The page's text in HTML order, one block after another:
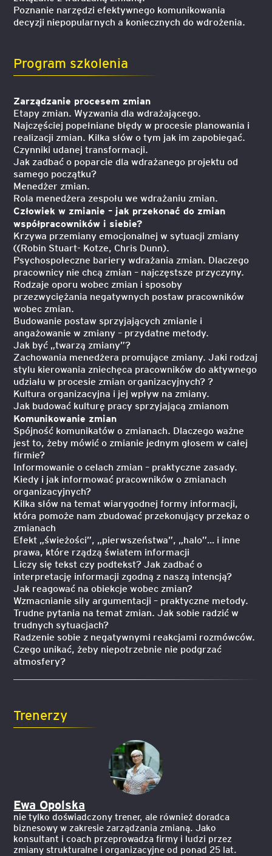
Poznanie narzędzi efektywnego komunikowania
decyzji niepopularnych a koniecznych do wdrożenia.
Program szkolenia
Zarządzanie procesem zmian
Etapy zmian. Wyzwania dla wdrażającego.
Najczęściej popełniane błędy w procesie planowania i
realizacji zmian. Kilka słów o tym jak im zapobiegać.
Czynniki udanej transformacji.
Jak zadbać o poparcie dla wdrażanego projektu od
samego początku?
Menedżer zmian.
Rola menedżera zespołu we wdrażaniu zmian.
Człowiek w zmianie – jak przekonać do zmian
współpracowników i siebie?
Krzywa przemiany emocjonalnej w sytuacji zmiany
((Robin Stuart- Kotze, Chris Dunn).
Psychospołeczne bariery wdrażania zmian. Dlaczego
pracownicy nie chcą zmian – najczęstsze przyczyny.
Rodzaje oporu wobec zmian i sposoby
przezwyciężania negatywnych postaw pracowników
wobec zmian.
Budowanie postaw sprzyjających zmianie i
angażowanie w zmiany – przydatne metody.
Jak być „twarzą zmiany”?
Zachowania menedżera promujące zmiany. Jaki rodzaj
stylu kierowania zniechęca pracowników do aktywnego
udziału w procesie zmian organizacyjnych? ?
Kultura organizacyjna i jej wpływ na zmiany.
Jak budować kulturę pracy sprzyjającą zmianom
Komunikowanie zmian
Spójność komunikatów o zmianach. Dlaczego ważne
jest to, żeby mówić o zmianie jednym głosem w całej
firmie?
Informowanie o celach zmian – praktyczne zasady.
Kiedy i jak informować pracowników o zmianach
organizacyjnych?
Kilka słów na temat wiarygodnej formy informacji,
która pomoże nam zbudować przekonujący przekaz o
zmianach
Efekt „świeżości”, „pierwszeństwa”, „halo”… i inne
prawa, które rządzą światem informacji
Liczy się tekst czy podtekst? Jak zadbać o
interpretację informacji zgodną z naszą intencją?
Jak reagować na obiekcje wobec zmian?
Wzmacnianie siły argumentacji – praktyczne metody.
Trudne pytania na temat zmian. Jak sobie radzić w
trudnych sytuacjach?
Radzenie sobie z negatywnymi reakcjami rozmówców.
Czego unikać, żeby niepotrzebnie nie podgrzać
atmosfery?
Trenerzy
Ewa Opolska
nie tylko doświadczony trener, ale również doradca
biznesowy w zakresie zarządzania zmianą. Jako
konsultant i coach przeprowadza firmy i ludzi przez
zmiany strukturalne i organizacyjne od ponad 25 lat.